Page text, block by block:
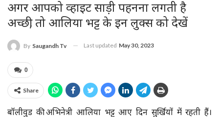
अगर आपको व्हाइट साड़ी पहनना लगती है
अच्छी, तो आलिया भट्ट के इन लुक्स को देखें
By Saugandh Tv Last updated May 30, 2023
0
Share
बॉलीवुड की अभिनेत्री आलिया भट्ट आए दिन सुर्खियों में रहती हैं।